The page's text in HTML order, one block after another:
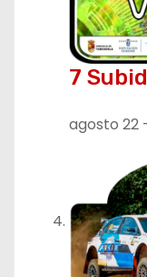
7
agosto 22